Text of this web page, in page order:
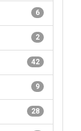
6
2
42
9
28